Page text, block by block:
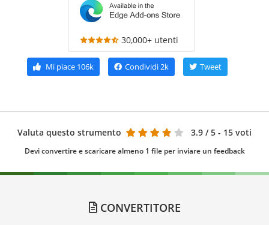
30,000+ utenti
Mi piace 106k Condividi 2k Tweet
Valuta questo strumento 3.9 / 5 - 15 voti
Devi convertire e scaricare almeno 1 file per inviare un feedback
CONVERTITORE